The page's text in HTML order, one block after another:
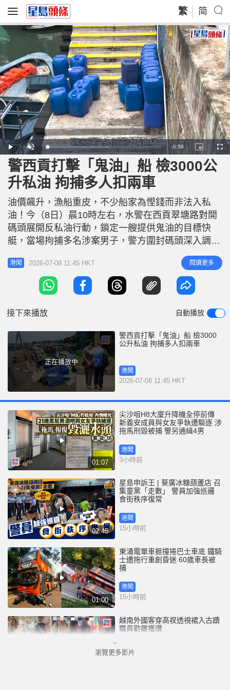
繁 简
P
l
a
y
U
n
m
u
t
e
L
o
a
d
e
d
:
5
4
7
4
R
e
i
i
e
-0:59
P
i
t
u
P
i
c
t
u
r
e
F
u
警西貢打擊「鬼油」船 檢3000公
升私油 拘捕多人扣兩車
油價飆升，漁船重皮，不少船家為慳錢而非法入私
油！今（8日）晨10時左右，水警在西貢翠塘路對開
碼頭展開反私油行動，鎖定一艘提供鬼油的目標快
艇，當場拘捕多名涉案男子，警方圍封碼頭深入調
查。 現場所見，碼頭上有一塊塑膠卡板，有十多個
藍色油桶，每桶容量約30公升，涉案快艇旁邊有一艘
水警快艇，懷疑艇上人員搬運私油時，被警方水陸包
抄，當場逮住。距離現場約20米的翠塘路，警方亦扣
港聞 2026-07-08 11:45 HKT 閱讀更多
接下來播放 自動播放
正在播放中
警西貢打擊「鬼油」船 檢3000
公升私油 拘捕多人扣兩車
港聞
2026-07-08 11:45 HKT
01:07
尖沙咀H8大廈升降機全停前傳
新義安成員與女友爭執遭驅逐 涉
拖馬刑毀被捕 警另通緝4男
港聞
3小時前
02:45
星島申訴王 | 葵廣冰糖葫蘆店 召
集童黨「走數」 警員加強巡邏
食街秩序復常
港聞
15小時前
01:00
東涌電單車捱撞捲巴士車底 鐵騎
士遭拖行重創昏迷 60歲車長被
捕
港聞
15小時前
越南外國客穿高衩透視裙入古蹟
職員勸離獲讚
國際
瀏覽更多影片